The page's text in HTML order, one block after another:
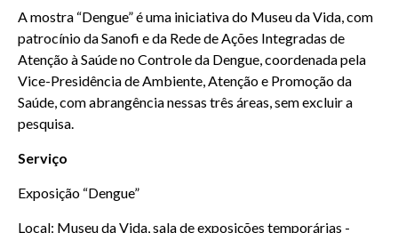
A mostra “Dengue” é uma iniciativa do Museu da Vida, com
patrocínio da Sanofi e da Rede de Ações Integradas de
Atenção à Saúde no Controle da Dengue, coordenada pela
Vice-Presidência de Ambiente, Atenção e Promoção da
Saúde, com abrangência nessas três áreas, sem excluir a
pesquisa.
Serviço
Exposição “Dengue”
Local: Museu da Vida, sala de exposições temporárias -